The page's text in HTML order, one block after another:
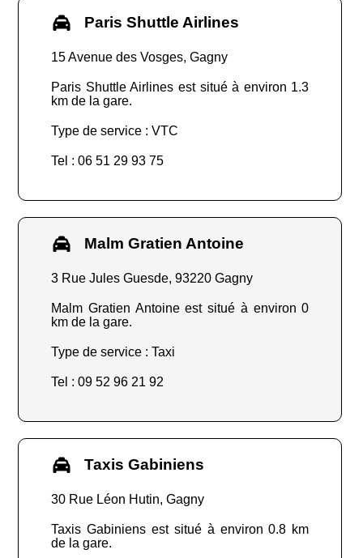
Paris Shuttle Airlines
15 Avenue des Vosges, Gagny
Paris Shuttle Airlines est situé à environ 1.3
km de la gare.
Type de service : VTC
Tel : 06 51 29 93 75
Malm Gratien Antoine
3 Rue Jules Guesde, 93220 Gagny
Malm Gratien Antoine est situé à environ 0
km de la gare.
Type de service : Taxi
Tel : 09 52 96 21 92
Taxis Gabiniens
30 Rue Léon Hutin, Gagny
Taxis Gabiniens est situé à environ 0.8 km
de la gare.